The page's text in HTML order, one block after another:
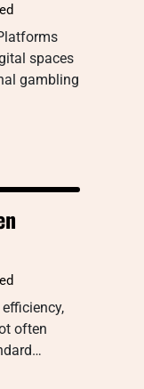
spaces
gambling
often